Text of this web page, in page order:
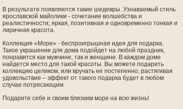
В результате появляются такие шедевры. Узнаваемый стиль
ярославской майолики - сочетание волшебства и
реалистичности; яркая, позитивная и одновременно тонкая и
лиричная красота.
Коллекция «Море» - беспроигрышная идея для подарка.
Такое украшение для дома подойдет на любой праздник,
понравится как мужчине, так и женщине. В каждом доме
найдется место для такой красоты. Вы можете подарить
коллекцию целиком, или вручать ее постепенно, растягивая
удовольствие – эффект от такого подарка будет в любом
случае потрясающим.
Подарите себе и своим близким море на всю жизнь!